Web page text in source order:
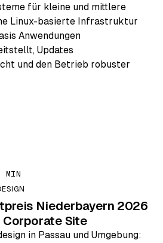
für kleine und mittlere
Linux-basierte Infrastruktur
Anwendungen
Updates
und den Betrieb robuster
MIN
Niederbayern 2026
Corporate Site
in Passau und Umgebung: